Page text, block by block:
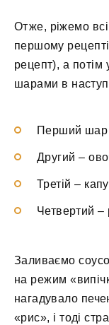
Отже, ріжемо всі
першому
рецепт), а
шарами в
Перший
Другий –
Третій –
Четвертий –
Заливаємо
на режим
нагадувало
«рис», і тоді